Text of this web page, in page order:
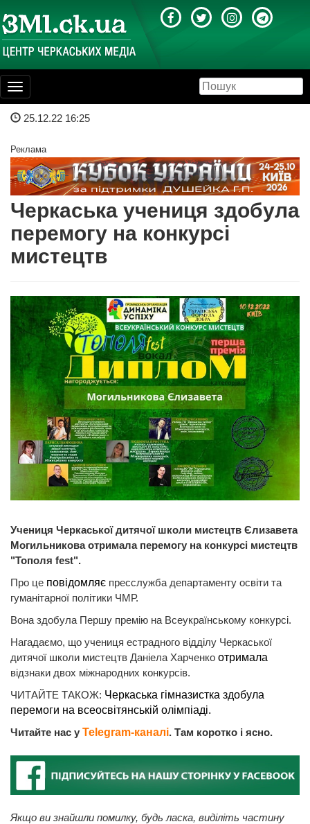
Toggle
navigation
25.12.22 16:25
Реклама
Черкаська учениця здобула
перемогу на конкурсі
мистецтв
Учениця Черкаської дитячої школи мистецтв Єлизавета
Могильникова отримала перемогу на конкурсі мистецтв
"Тополя fest".
Про це повідомляє пресслужба департаменту освіти та
гуманітарної політики ЧМР.
Вона здобула Першу премію на Всеукраїнському конкурсі.
Нагадаємо, що учениця естрадного відділу Черкаської
дитячої школи мистецтв Даніела Харченко отримала
відзнаки двох міжнародних конкурсів.
ЧИТАЙТЕ ТАКОЖ: Черкаська гімназистка здобула
перемоги на всеосвітянській олімпіаді.
Читайте нас у Telegram-каналі. Там коротко і ясно.
Якщо ви знайшли помилку, будь ласка, виділіть частину